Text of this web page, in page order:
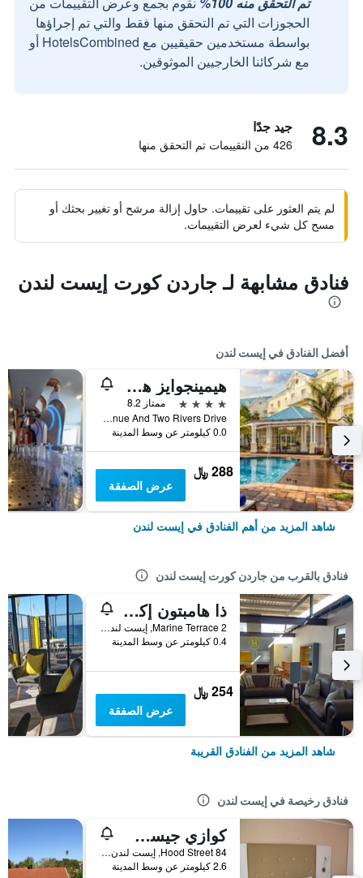
الحجوزات التي تم التحقق منها فقط والتي تم إجراؤها
بواسطة مستخدمين حقيقيين مع HotelsCombined أو
مع شركائنا الخارجيين الموثوقين.
8.3 جيد جدًا
426 من التقييمات تم التحقق منها
لم يتم العثور على تقييمات. حاول إزالة مرشح أو تغيير بحثك أو
مسح كل شيء لعرض التقييمات.
فنادق مشابهة لـ جاردن كورت إيست لندن
أفضل الفنادق في إيست لندن
هيمينجوايز هوتل
4 نجوم
ممتاز 8.2
Cnr Western Avenue And Two Rivers Drive, إيست لندن, محافظة الكاب الشرقية, جنوب أفريقيا
0.0 كيلومتر عن وسط المدينة
288 ﷼
عرض الصفقة
شاهد المزيد من أهم الفنادق في إيست لندن
فنادق بالقرب من جاردن كورت إيست لندن
ذا هامبتون إكسكلوسيف جست هاوس
2 Marine Terrace, إيست لندن, محافظة الكاب الشرقية, جنوب أفريقيا
0.4 كيلومتر عن وسط المدينة
254 ﷼
عرض الصفقة
شاهد المزيد من الفنادق القريبة
فنادق رخيصة في إيست لندن
كوازي جيست هاوس
84 Hood Street, إيست لندن, محافظة الكاب الشرقية, جنوب أفريقيا
2.6 كيلومتر عن وسط المدينة